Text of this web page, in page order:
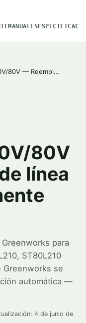
MANUALES
80V — Reempl…
80V
línea
para
ST80L210
Greenworks se
automática —
4 de junio de